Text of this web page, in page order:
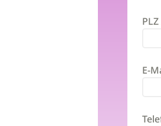
E-